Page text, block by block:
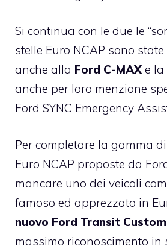
Si continua con le due le
stelle Euro NCAP sono
anche alla Ford C-MAX e la
anche per loro menzione
Ford SYNC Emergency
Per completare la gamma
Euro NCAP proposte da
mancare uno dei veicoli
famoso ed apprezzato in
nuovo Ford Transit Custom
massimo riconoscimento in